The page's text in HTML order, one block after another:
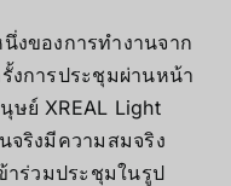
งของการทำงานจาก
งการประชุมผ่านหน้า
ษย์ XREAL Light
จริงมีความสมจริง
าร่วมประชุมในรูป